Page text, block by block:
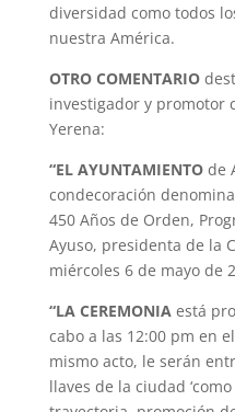
diversidad como todos
nuestra América.
OTRO COMENTARIO
investigador y promotor
Yerena:
“EL AYUNTAMIENTO de
condecoración
450 Años de Orden,
Ayuso, presidenta de la
miércoles 6 de mayo de
“LA CEREMONIA está
cabo a las 12:00 pm en
mismo acto, le serán
llaves de la ciudad